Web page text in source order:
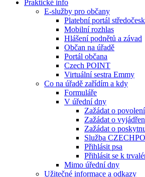
Praktické info
E-služby pro občany
Platební portál
Mobilní rozhlas
Hlášení podnětů a závad
Občan na úřadě
Portál občana
Czech POINT
Virtuální sestra Emmy
Co na úřadě zařídím a kdy
Formuláře
V úřední dny
Zažádat o
Zažádat o
Zažádat o
Služba
Přihlásit psa
Přihlásit se k
Mimo úřední dny
Užitečné informace a odkazy